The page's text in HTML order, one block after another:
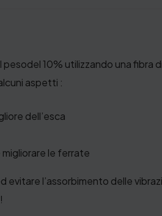
il pesodel 10% utilizzando una fibra
aspetti :
dell’esca
le ferrate
l’assorbimento delle